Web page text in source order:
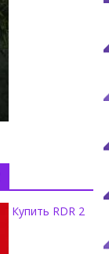
Купить RDR 2